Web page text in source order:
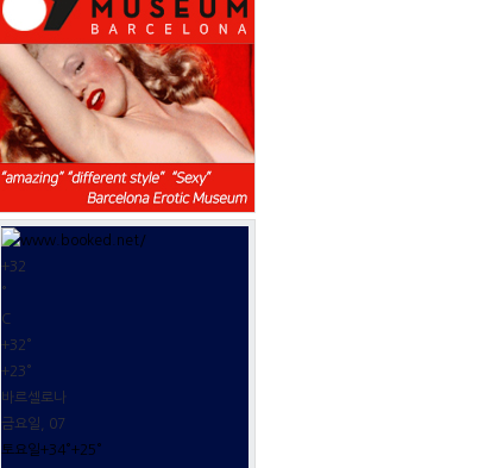
+32
°
C
+32°
+23°
바르셀로나
금요일, 07
토요일+34°+25°